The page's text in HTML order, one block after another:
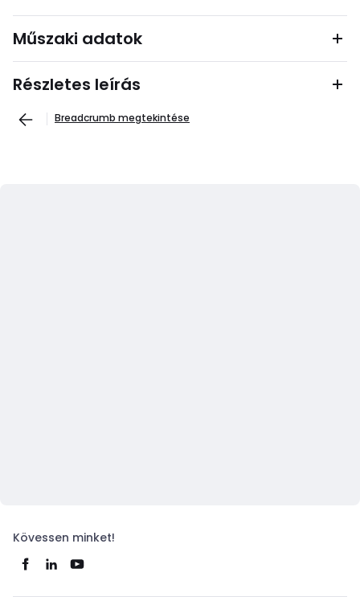
Műszaki adatok
Részletes leírás
Breadcrumb megtekintése
Kövessen minket!